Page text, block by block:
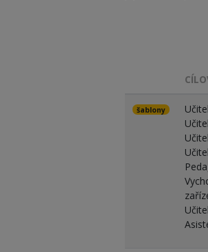
šablony